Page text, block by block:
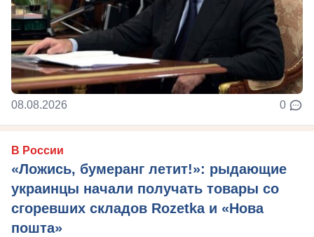
08.08.2026 0
В России
«Ложись, бумеранг летит!»: рыдающие
украинцы начали получать товары со
сгоревших складов Rozetka и «Нова
пошта»